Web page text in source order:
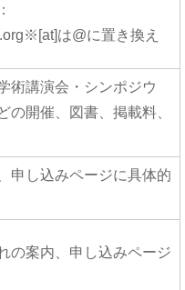
は@に置き換え
術講演会・シンポジウ
の開催、図書、掲載料、
申し込みページに具体的
案内、申し込みページ